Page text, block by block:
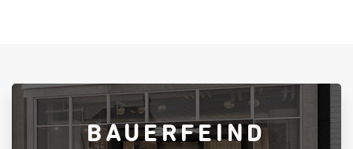
BAUERFEIND